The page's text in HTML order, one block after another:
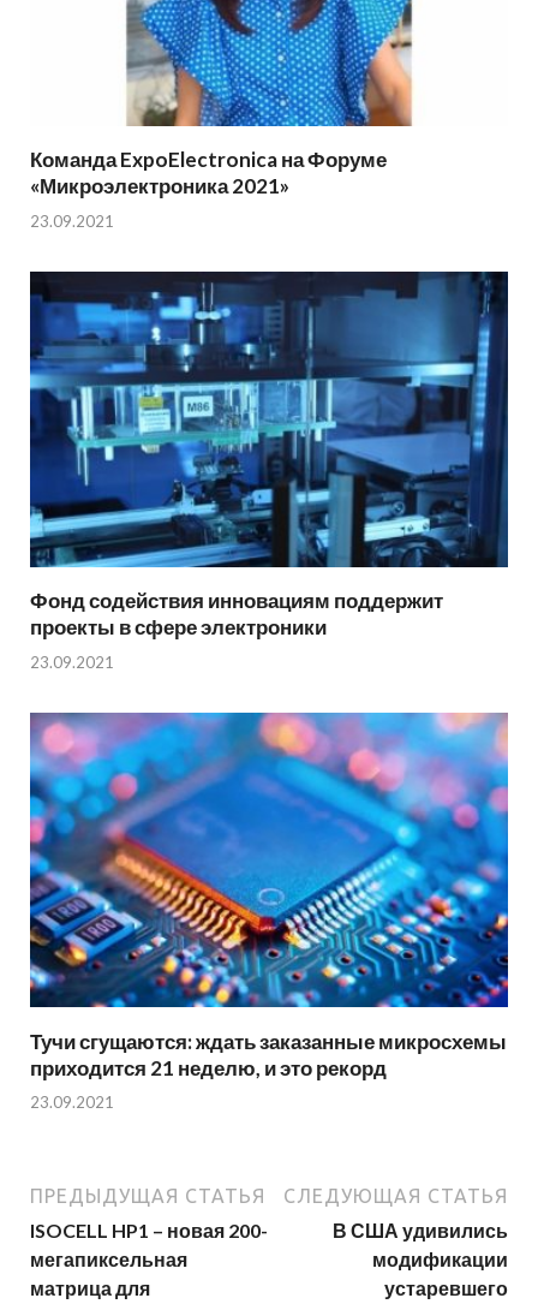
Команда ExpoElectronica на Форуме
«Микроэлектроника 2021»
23.09.2021
Фонд содействия инновациям поддержит
проекты в сфере электроники
23.09.2021
Тучи сгущаются: ждать заказанные микросхемы
приходится 21 неделю, и это рекорд
23.09.2021
ПРЕДЫДУЩАЯ СТАТЬЯ
ISOCELL HP1 – новая 200-
мегапиксельная
матрица для
СЛЕДУЮЩАЯ СТАТЬЯ
В США удивились
модификации
устаревшего